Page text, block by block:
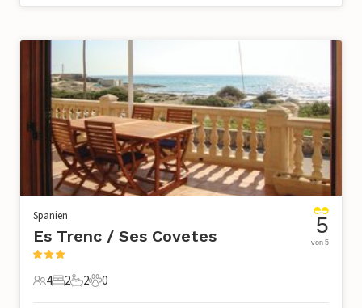
Spanien
Es Trenc / Ses Covetes
4 Gäste
4
2 Schlafzimmer
2
2 Badezimmer
2
0 Haustiere
0
5
von 5